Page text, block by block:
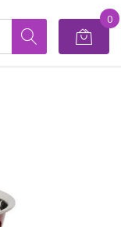
0